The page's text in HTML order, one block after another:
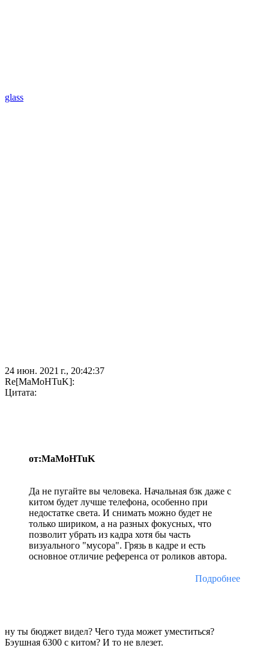
glass
24 июн. 2021 г., 20:42:37
Re[MaMoHTuK]:
Цитата:
от:MaMoHTuK
Да не пугайте вы человека. Начальная бзк даже с
китом будет лучше телефона, особенно при
недостатке света. И снимать можно будет не
только шириком, а на разных фокусных, что
позволит убрать из кадра хотя бы часть
визуального "мусора". Грязь в кадре и есть
основное отличие референса от роликов автора.
Подробнее
ну ты бюджет видел? Чего туда может уместиться?
Бэушная 6300 с китом? И то не влезет.